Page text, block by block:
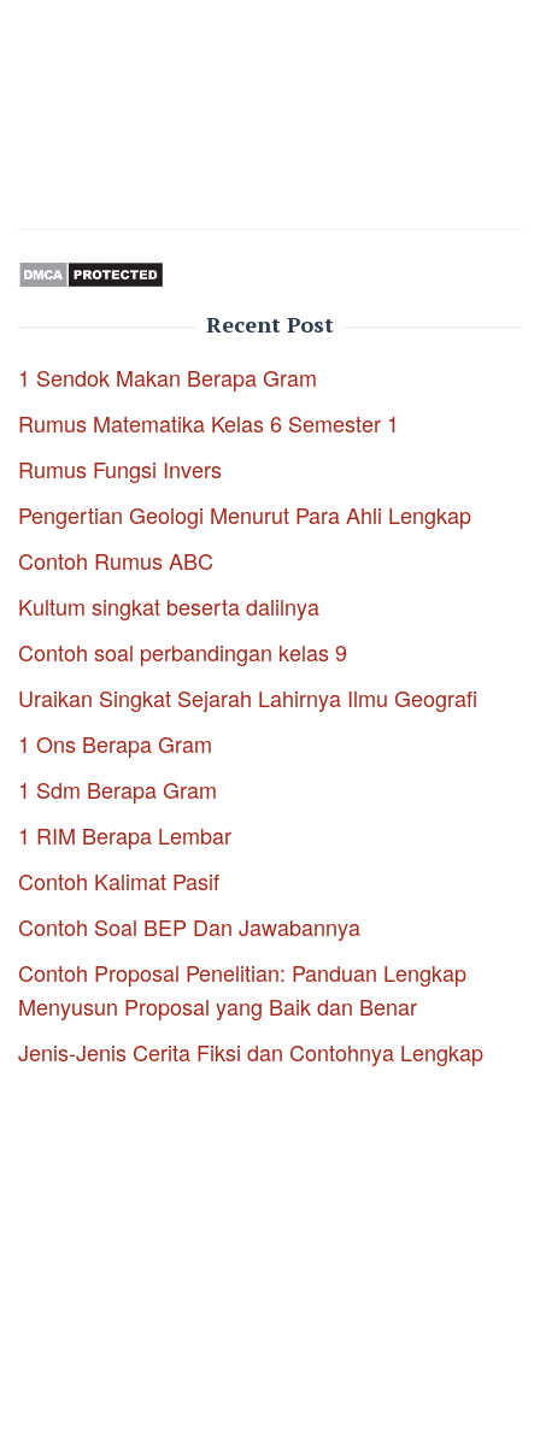
Recent Post
1 Sendok Makan Berapa Gram
Rumus Matematika Kelas 6 Semester 1
Rumus Fungsi Invers
Pengertian Geologi Menurut Para Ahli Lengkap
Contoh Rumus ABC
Kultum singkat beserta dalilnya
Contoh soal perbandingan kelas 9
Uraikan Singkat Sejarah Lahirnya Ilmu Geografi
1 Ons Berapa Gram
1 Sdm Berapa Gram
1 RIM Berapa Lembar
Contoh Kalimat Pasif
Contoh Soal BEP Dan Jawabannya
Contoh Proposal Penelitian: Panduan Lengkap
Menyusun Proposal yang Baik dan Benar
Jenis-Jenis Cerita Fiksi dan Contohnya Lengkap